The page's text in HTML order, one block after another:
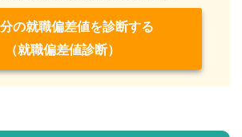
の就職偏差値を診断する
（就職偏差値診断）